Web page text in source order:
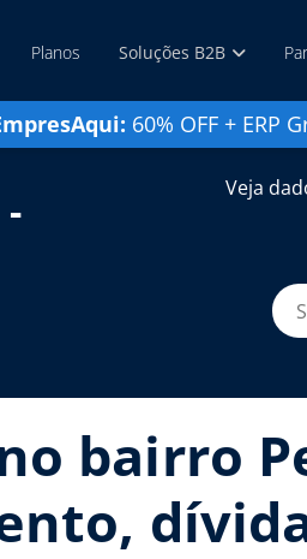
Planos Soluções B2B
60% OFF + ERP
Veja
bairro